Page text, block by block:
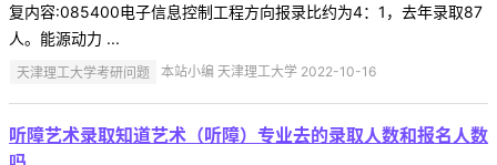
复内容:085400电子信息控制工程方向报录比约为4：1，去年录取87
人。能源动力 ...
天津理工大学考研问题 本站小编 天津理工大学 2022-10-16
听障艺术录取知道艺术（听障）专业去的录取人数和报名人数